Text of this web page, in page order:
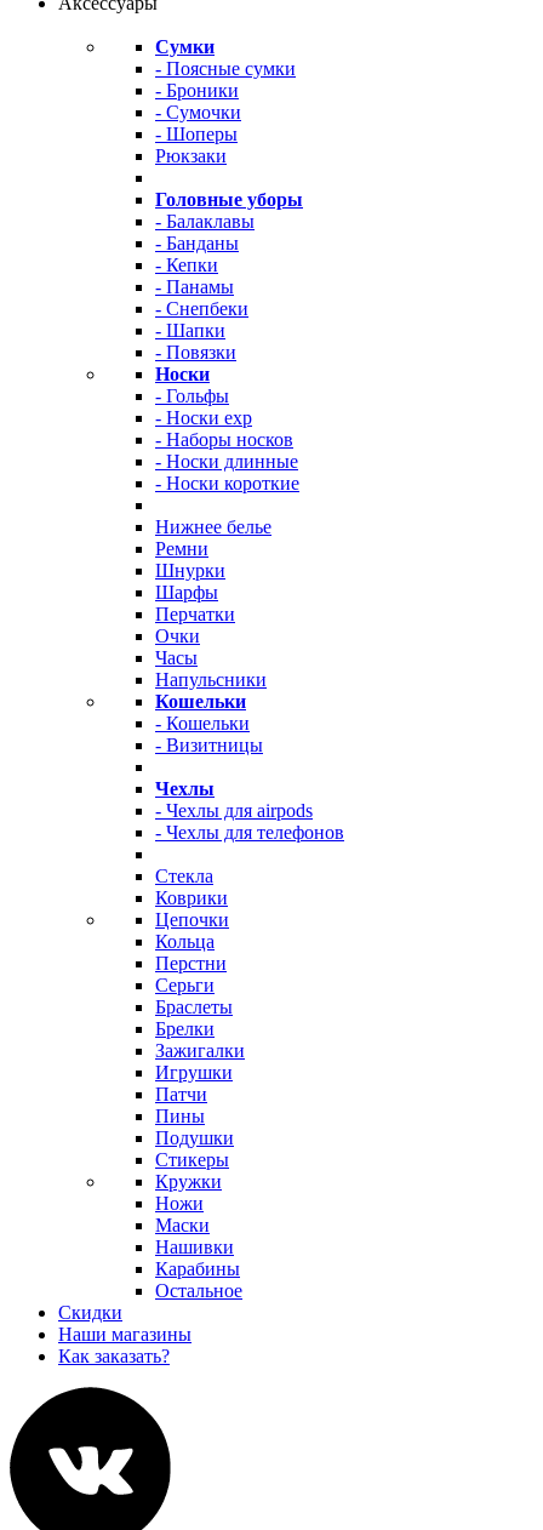
Сумки
- Поясные сумки
- Броники
- Сумочки
- Шоперы
Рюкзаки
Головные уборы
- Балаклавы
- Банданы
- Кепки
- Панамы
- Снепбеки
- Шапки
- Повязки
Носки
- Гольфы
- Носки exp
- Наборы носков
- Носки длинные
- Носки короткие
Нижнее белье
Ремни
Шнурки
Шарфы
Перчатки
Очки
Часы
Напульсники
Кошельки
- Кошельки
- Визитницы
Чехлы
- Чехлы для airpods
- Чехлы для телефонов
Стекла
Коврики
Цепочки
Кольца
Перстни
Серьги
Браслеты
Брелки
Зажигалки
Игрушки
Патчи
Пины
Подушки
Стикеры
Кружки
Ножи
Маски
Нашивки
Карабины
Остальное
Скидки
Наши магазины
Как заказать?